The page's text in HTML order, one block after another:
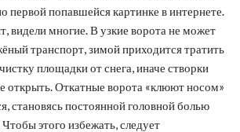
первой попавшейся картинке в интернете.
видели многие. В узкие ворота не может
транспорт, зимой приходится тратить
площадки от снега, иначе створки
открыть. Откатные ворота «клюют носом»
становясь постоянной головной болью
этого избежать, следует